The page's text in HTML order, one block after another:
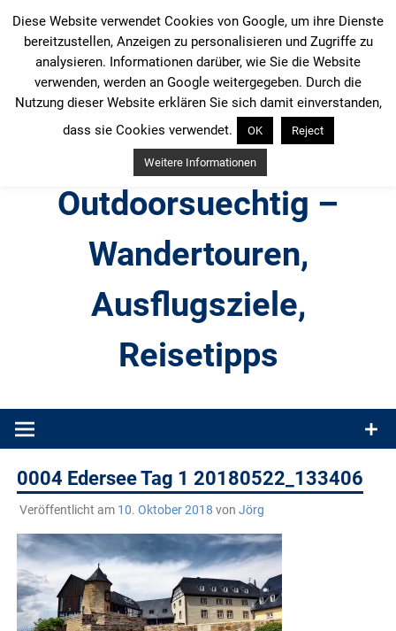
Inhalt
springen
Outdoorsuechtig –
Wandertouren,
Ausflugsziele,
Reisetipps
Produkttests und Buchrezensionen. Ein Blog für alle, die gern
0004 Edersee Tag 1 20180522_133406
Veröffentlicht am 10. Oktober 2018 von Jörg
Diese Website verwendet Cookies von Google, um ihre Dienste
bereitzustellen, Anzeigen zu personalisieren und Zugriffe zu
analysieren. Informationen darüber, wie Sie die Website
verwenden, werden an Google weitergegeben. Durch die
Nutzung dieser Website erklären Sie sich damit einverstanden,
dass sie Cookies verwendet.
OK Reject
Weitere Informationen